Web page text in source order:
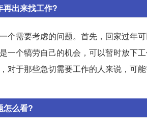
再出来找工作?
个需要考虑的问题。首先，回家过年
一个犒劳自己的机会，可以暂时放下
于那些急切需要工作的人来说，可
怎么看?